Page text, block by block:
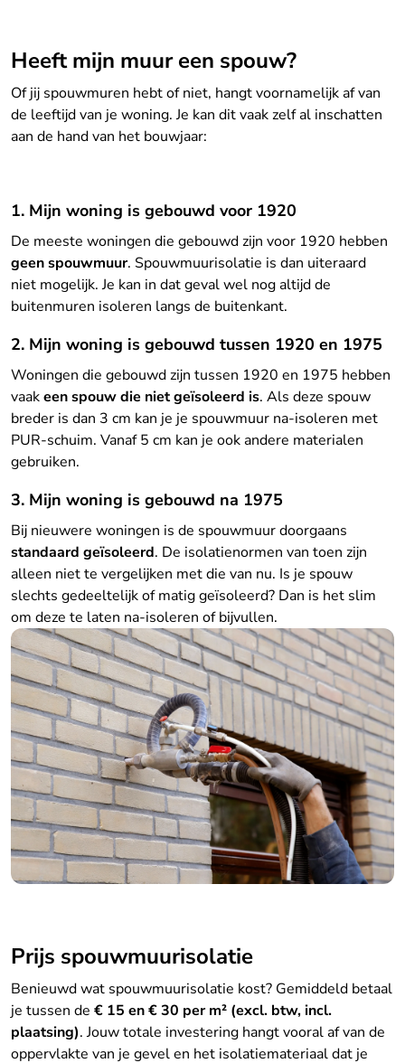
Heeft mijn muur een spouw?
Of jij spouwmuren hebt of niet, hangt voornamelijk af van
de leeftijd van je woning. Je kan dit vaak zelf al inschatten
aan de hand van het bouwjaar:
1. Mijn woning is gebouwd voor 1920
De meeste woningen die gebouwd zijn voor 1920 hebben
geen spouwmuur. Spouwmuurisolatie is dan uiteraard
niet mogelijk. Je kan in dat geval wel nog altijd de
buitenmuren isoleren langs de buitenkant.
2. Mijn woning is gebouwd tussen 1920 en 1975
Woningen die gebouwd zijn tussen 1920 en 1975 hebben
vaakeen spouw die niet geïsoleerd is. Als deze spouw
breder is dan 3 cm kan je je spouwmuur na-isoleren met
PUR-schuim. Vanaf 5 cm kan je ook andere materialen
gebruiken.
3. Mijn woning is gebouwd na 1975
Bij nieuwere woningen is de spouwmuur doorgaans
standaard geïsoleerd. De isolatienormen van toen zijn
alleen niet te vergelijken met die van nu. Is je spouw
slechts gedeeltelijk of matig geïsoleerd? Dan is het slim
om deze te laten na-isoleren of bijvullen.
Prijs spouwmuurisolatie
Benieuwd wat spouwmuurisolatie kost? Gemiddeld betaal
je tussen de € 15 en € 30 per m² (excl. btw, incl.
plaatsing). Jouw totale investering hangt vooral af van de
oppervlakte van je gevel en het isolatiemateriaal dat je